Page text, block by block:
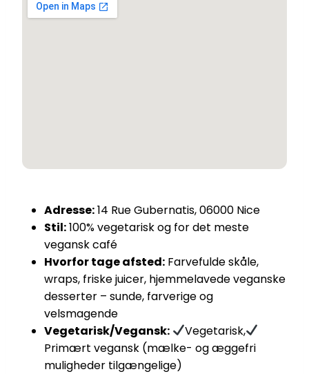
Adresse:14 Rue Gubernatis, 06000 Nice
Stil:100% vegetarisk og for det meste
vegansk café
Hvorfor tage afsted: Farvefulde skåle,
wraps, friske juicer, hjemmelavede veganske
desserter – sunde, farverige og
velsmagende
Vegetarisk/Vegansk:
Vegetarisk,
Primært vegansk (mælke- og æggefri
muligheder tilgængelige)